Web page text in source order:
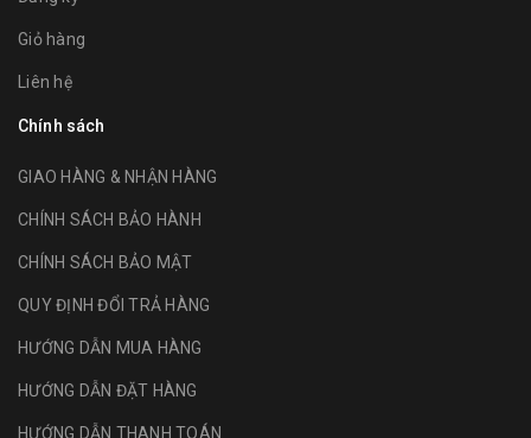
Giỏ hàng
Liên hệ
Chính sách
GIAO HÀNG & NHẬN HÀNG
CHÍNH SÁCH BẢO HÀNH
CHÍNH SÁCH BẢO MẬT
QUY ĐỊNH ĐỔI TRẢ HÀNG
HƯỚNG DẪN MUA HÀNG
HƯỚNG DẪN ĐẶT HÀNG
HƯỚNG DẪN THANH TOÁN